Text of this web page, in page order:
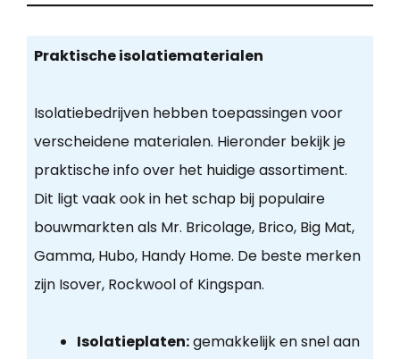
Praktische isolatiematerialen
Isolatiebedrijven hebben toepassingen voor
verscheidene materialen. Hieronder bekijk je
praktische info over het huidige assortiment.
Dit ligt vaak ook in het schap bij populaire
bouwmarkten als Mr. Bricolage, Brico, Big Mat,
Gamma, Hubo, Handy Home. De beste merken
zijn Isover, Rockwool of Kingspan.
Isolatieplaten:gemakkelijk en snel aan